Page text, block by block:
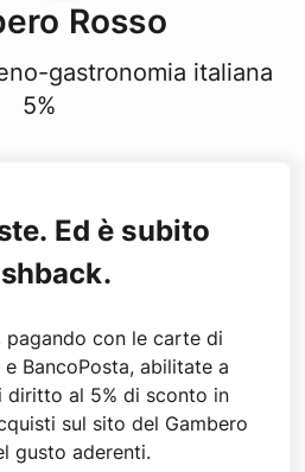
Rosso
gastronomia italiana
5%
Ed è subito
pagando con le carte di
BancoPosta, abilitate a
diritto al 5% di sconto in
sul sito del Gambero
gusto aderenti.